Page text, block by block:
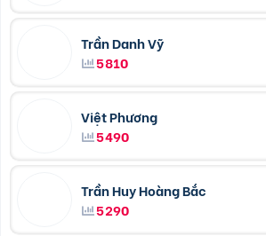
Trần Danh Vỹ
5810
Việt Phương
5490
Trần Huy Hoàng Bắc
5290